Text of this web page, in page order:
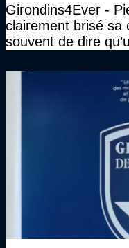
Girondins4Ever -
clairement brisé sa
souvent de dire